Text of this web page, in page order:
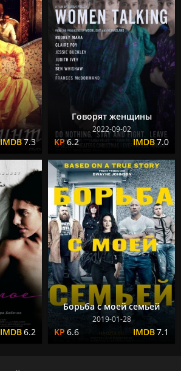
7.3
Говорят женщины
2022-09-02
6.2 7.0
6.2
Борьба с моей семьей
2019-01-28
6.6 7.1